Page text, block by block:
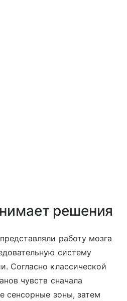
решения
работу мозга
систему
Согласно классической
чувств сначала
сенсорные зоны, затем